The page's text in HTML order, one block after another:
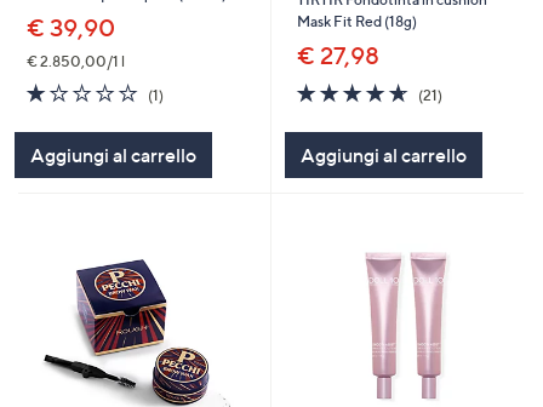
€ 39,90
€ 2.850,00/1 l
1.0
of
5
Stars
(1)
Aggiungi al carrello
Mask Fit Red (18g)
€ 27,98
4.6
of
5
Stars
(21)
Aggiungi al carrello